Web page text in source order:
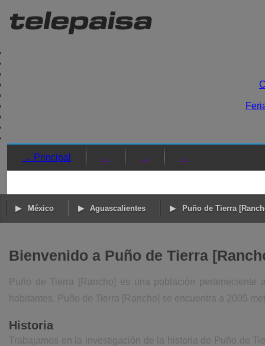
→ Principal → → →
México Aguascalientes Puño de Tierra
Bienvenido a Puño de Tierra
Puño de Tierra [Rancho] es una población
habitantes. Puño de Tierra [Rancho] se encuentra a 2005
Historia
Trabajamos en la investigación de la historia de Puño de